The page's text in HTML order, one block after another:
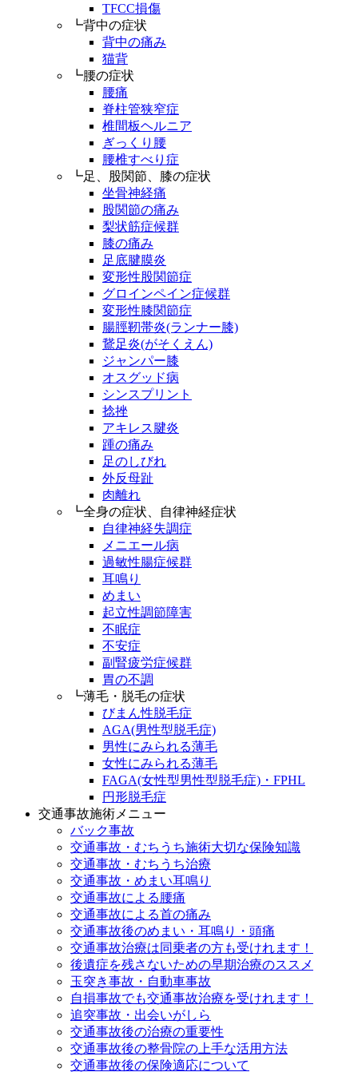
TFCC損傷
┗背中の症状
背中の痛み
猫背
┗腰の症状
腰痛
脊柱管狭窄症
椎間板ヘルニア
ぎっくり腰
腰椎すべり症
┗足、股関節、膝の症状
坐骨神経痛
股関節の痛み
梨状筋症候群
膝の痛み
足底腱膜炎
変形性股関節症
グロインペイン症候群
変形性膝関節症
腸脛靭帯炎(ランナー膝)
鵞足炎(がそくえん)
ジャンパー膝
オスグッド病
シンスプリント
捻挫
アキレス腱炎
踵の痛み
足のしびれ
外反母趾
肉離れ
┗全身の症状、自律神経症状
自律神経失調症
メニエール病
過敏性腸症候群
耳鳴り
めまい
起立性調節障害
不眠症
不安症
副腎疲労症候群
胃の不調
┗薄毛・脱毛の症状
びまん性脱毛症
AGA(男性型脱毛症)
男性にみられる薄毛
女性にみられる薄毛
FAGA(女性型男性型脱毛症)・FPHL
円形脱毛症
交通事故施術メニュー
バック事故
交通事故・むちうち施術大切な保険知識
交通事故・むちうち治療
交通事故・めまい耳鳴り
交通事故による腰痛
交通事故による首の痛み
交通事故後のめまい・耳鳴り・頭痛
交通事故治療は同乗者の方も受けれます！
後遺症を残さないための早期治療のススメ
玉突き事故・自動車事故
自損事故でも交通事故治療を受けれます！
追突事故・出会いがしら
交通事故後の治療の重要性
交通事故後の整骨院の上手な活用方法
交通事故後の保険適応について